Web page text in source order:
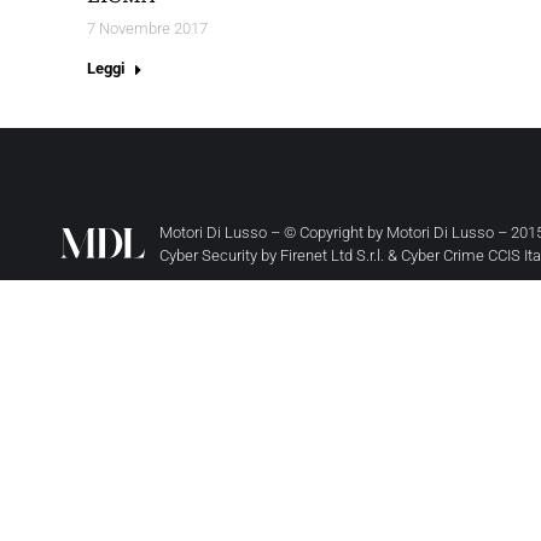
7 Novembre 2017
Leggi
Motori Di Lusso – © Copyright by Motori Di Lusso –
Cyber Security by Firenet Ltd S.r.l. & Cyber Crime CCIS